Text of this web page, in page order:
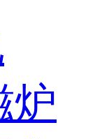
炉